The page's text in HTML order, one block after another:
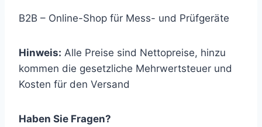
B2B – Online-Shop für Mess- und Prüfgeräte
Hinweis: Alle Preise sind Nettopreise, hinzu
kommen die gesetzliche Mehrwertsteuer und
Kosten für den Versand
Haben Sie Fragen?